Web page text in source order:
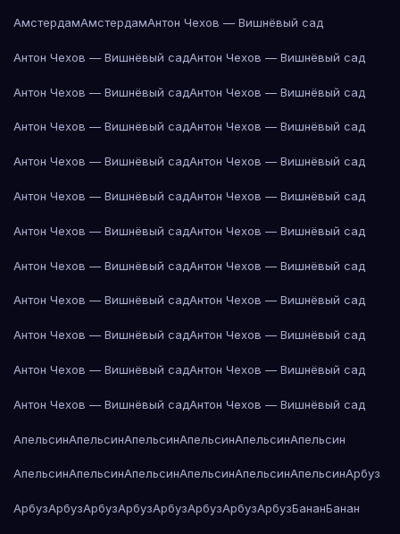
АмстердамАмстердамАнтон Чехов — Вишнёвый сад
Антон Чехов — Вишнёвый садАнтон Чехов — Вишнёвый сад
Антон Чехов — Вишнёвый садАнтон Чехов — Вишнёвый сад
Антон Чехов — Вишнёвый садАнтон Чехов — Вишнёвый сад
Антон Чехов — Вишнёвый садАнтон Чехов — Вишнёвый сад
Антон Чехов — Вишнёвый садАнтон Чехов — Вишнёвый сад
Антон Чехов — Вишнёвый садАнтон Чехов — Вишнёвый сад
Антон Чехов — Вишнёвый садАнтон Чехов — Вишнёвый сад
Антон Чехов — Вишнёвый садАнтон Чехов — Вишнёвый сад
Антон Чехов — Вишнёвый садАнтон Чехов — Вишнёвый сад
Антон Чехов — Вишнёвый садАнтон Чехов — Вишнёвый сад
Антон Чехов — Вишнёвый садАнтон Чехов — Вишнёвый сад
АпельсинАпельсинАпельсинАпельсинАпельсинАпельсин
АпельсинАпельсинАпельсинАпельсинАпельсинАпельсинАрбуз
АрбузАрбузАрбузАрбузАрбузАрбузАрбузАрбузБананБанан